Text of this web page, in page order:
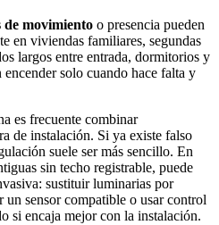
de movimiento o presencia pueden
en viviendas familiares, segundas
largos entre entrada, dormitorios y
solo cuando hace falta y
es frecuente combinar
de instalación. Si ya existe falso
suele ser más sencillo. En
sin techo registrable, puede
sustituir luminarias por
sensor compatible o usar control
si encaja mejor con la instalación.